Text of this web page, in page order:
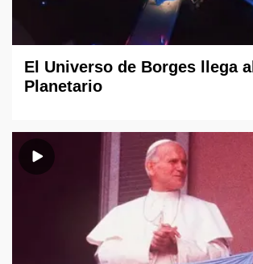
El Universo de Borges llega al
Planetario